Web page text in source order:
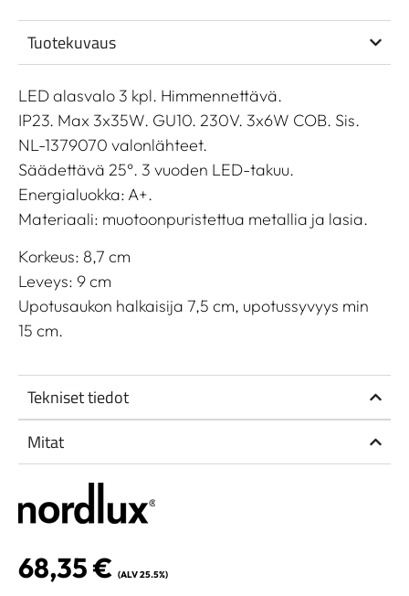
Tuotekuvaus
LED alasvalo 3 kpl. Himmennettävä.
IP23. Max 3x35W. GU10. 230V. 3x6W COB. Sis.
NL-1379070 valonlähteet.
Säädettävä 25°. 3 vuoden LED-takuu.
Energialuokka: A+.
Materiaali: muotoonpuristettua metallia ja lasia.
Korkeus: 8,7 cm
Leveys: 9 cm
Upotusaukon halkaisija 7,5 cm, upotussyvyys min
15 cm.
Tekniset tiedot
Mitat
68,35€ (ALV 25.5%)